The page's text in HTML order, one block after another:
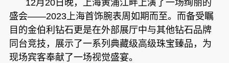
12月20日晚，上海黄浦江畔上演了一场绚丽的
盛会——2023上海首饰腕表周如期而至。而备受瞩
目的金伯利钻石更是在外部展厅中与其他钻石品牌
同台竞技，展示了一系列典藏级高级珠宝臻品，为
现场宾客奉献了一场视觉盛宴。